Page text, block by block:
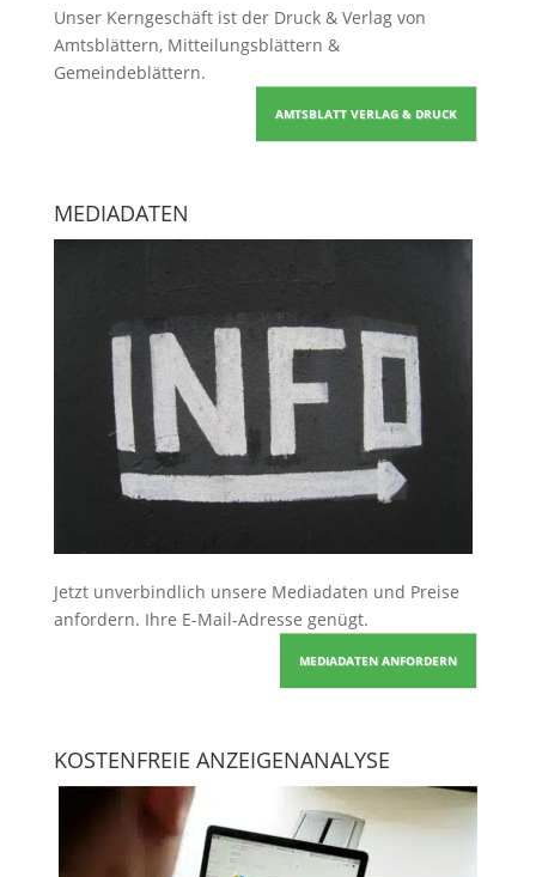
Unser Kerngeschäft ist der Druck & Verlag von
Amtsblättern, Mitteilungsblättern &
Gemeindeblättern.
AMTSBLATT VERLAG & DRUCK
MEDIADATEN
Jetzt unverbindlich unsere Mediadaten und Preise
anfordern. Ihre E-Mail-Adresse genügt.
MEDIADATEN ANFORDERN
KOSTENFREIE ANZEIGENANALYSE